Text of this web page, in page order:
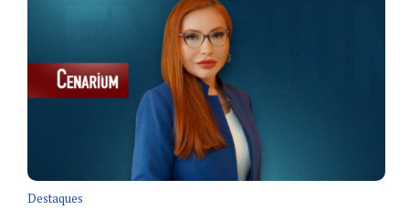
Destaques